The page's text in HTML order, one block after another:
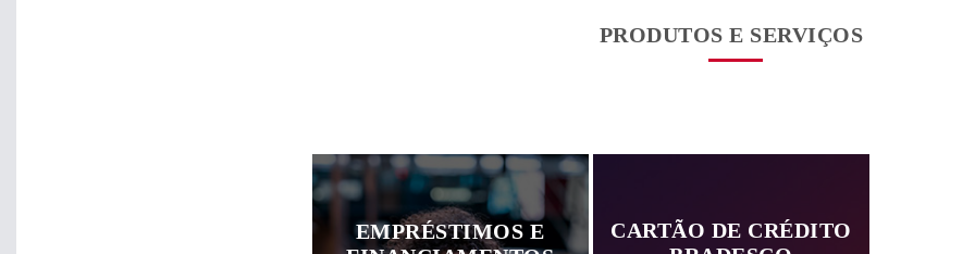
PRODUTOS E SERVIÇOS
EMPRÉSTIMOS E
CARTÃO DE CRÉDITO